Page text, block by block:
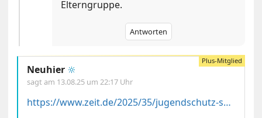
Elterngruppe.
Antworten
Neuhier 🔆
sagt am 13.08.25 um 22:17 Uhr
https://www.zeit.de/2025/35/jugendschutz-smartphones-schule-sucht-soziale-medien